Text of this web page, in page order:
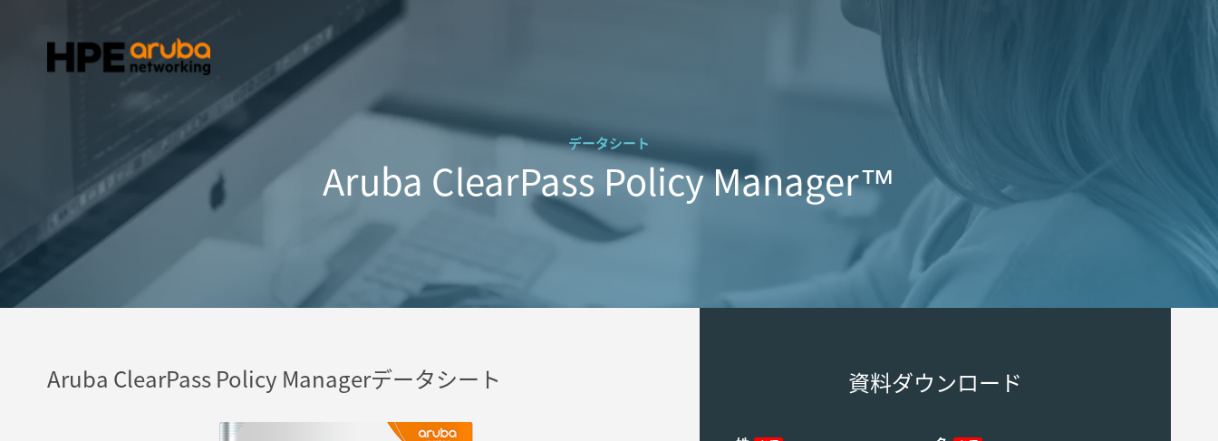
データシート
Aruba ClearPass Policy Manager™
Aruba ClearPass Policy Managerデータシート 資料ダウンロード